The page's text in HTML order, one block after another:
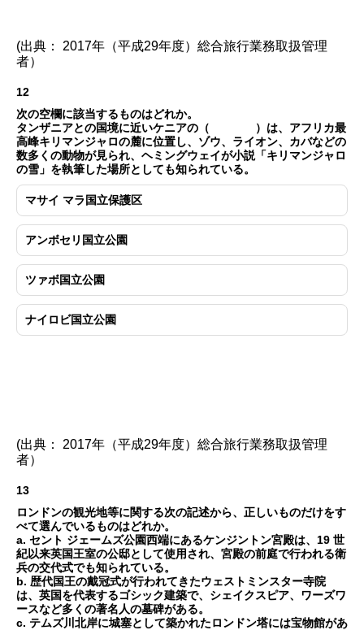
(出典： 2017年（平成29年度）総合旅行業務取扱管理
者）
12
次の空欄に該当するものはどれか。
タンザニアとの国境に近いケニアの（ ）は、アフリカ最
高峰キリマンジャロの麓に位置し、ゾウ、ライオン、カバなどの
数多くの動物が見られ、ヘミングウェイが小説「キリマンジャロ
の雪」を執筆した場所としても知られている。
マサイ マラ国立保護区
アンボセリ国立公園
ツァボ国立公園
ナイロビ国立公園
(出典： 2017年（平成29年度）総合旅行業務取扱管理
者）
13
ロンドンの観光地等に関する次の記述から、正しいものだけをす
べて選んでいるものはどれか。
a. セント ジェームズ公園西端にあるケンジントン宮殿は、19 世
紀以来英国王室の公邸として使用され、宮殿の前庭で行われる衛
兵の交代式でも知られている。
b. 歴代国王の戴冠式が行われてきたウェストミンスター寺院
は、英国を代表するゴシック建築で、シェイクスピア、ワーズワ
ースなど多くの著名人の墓碑がある。
c. テムズ川北岸に城塞として築かれたロンドン塔には宝物館があ